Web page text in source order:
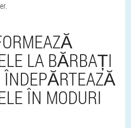
LA BĂRBAȚI
ÎN MODURI